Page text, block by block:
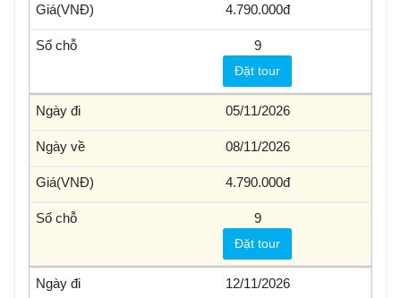
4.790.000
9
Đặt tour
05/11/2026
08/11/2026
4.790.000
9
Đặt tour
12/11/2026